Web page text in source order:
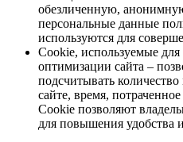
обезличенную,
персональные данные
используются для
Cookie, используемые
оптимизации сайта –
подсчитывать
сайте, время,
Cookie позволяют
для повышения удобства